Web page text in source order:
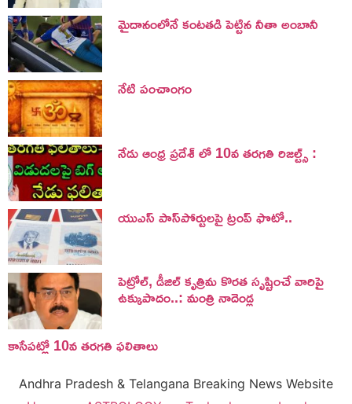
మైదానంలోనే కంటతడి పెట్టిన నీతా అంబానీ
నేటి పంచాంగం
నేడు ఆంధ్ర ప్రదేశ్ లో 10వ తరగతి రిజల్ట్స్ :
యుఎస్ పాస్‌పోర్టులపై ట్రంప్‌ ఫొటో..
పెట్రోల్, డీజిల్ కృత్రిమ కొరత సృష్టించే వారిపై
ఉక్కుపాదం..: మంత్రి నాదెండ్ల
కాసేపట్లో 10వ తరగతి ఫలితాలు
Andhra Pradesh & Telangana Breaking News Website